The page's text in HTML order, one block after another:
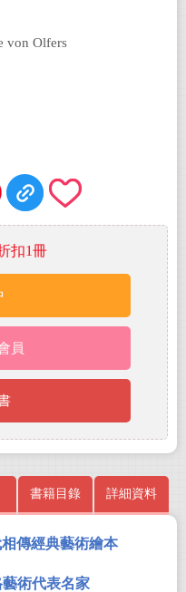
von Olfers
扣1冊
員
書籍目錄 詳細資料
傳經典藝術繪本
術代表名家